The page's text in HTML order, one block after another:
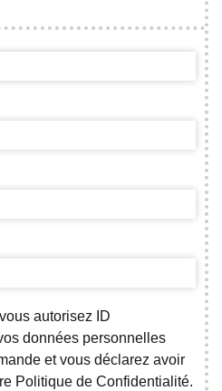
autorisez ID
données personnelles
et vous déclarez avoir
Politique de Confidentialité.